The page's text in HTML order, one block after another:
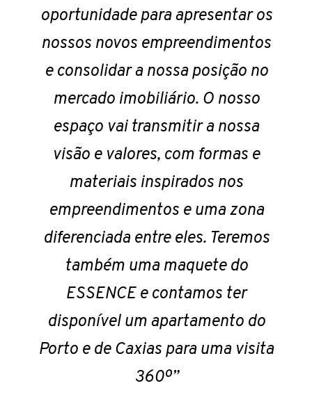
oportunidade para apresentar os
nossos novos empreendimentos
e consolidar a nossa posição no
mercado imobiliário. O nosso
espaço vai transmitir a nossa
visão e valores, com formas e
materiais inspirados nos
empreendimentos e uma zona
diferenciada entre eles. Teremos
também uma maquete do
ESSENCE e contamos ter
disponível um apartamento do
Porto e de Caxias para uma visita
360º”